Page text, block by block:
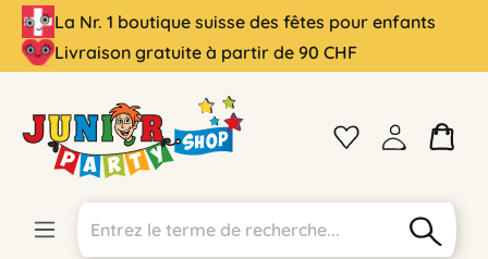
principal
La Nr. 1 boutique suisse des fêtes pour enfants
Livraison gratuite à partir de 90 CHF